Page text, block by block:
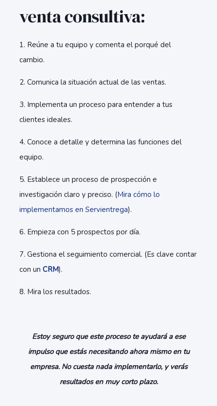
venta consultiva:
1. Reúne a tu equipo y comenta el porqué del
cambio.
2. Comunica la situación actual de las ventas.
3. Implementa un proceso para entender a tus
clientes ideales.
4. Conoce a detalle y determina las funciones del
equipo.
5. Establece un proceso de prospección e
investigación claro y preciso. (Mira cómo lo
implementamos en Servientrega).
6. Empieza con 5 prospectos por día.
7. Gestiona el seguimiento comercial. (Es clave contar
con un CRM).
8. Mira los resultados.
Estoy seguro que este proceso te ayudará a ese
impulso que estás necesitando ahora mismo en tu
empresa. No cuesta nada implementarlo, y verás
resultados en muy corto plazo.